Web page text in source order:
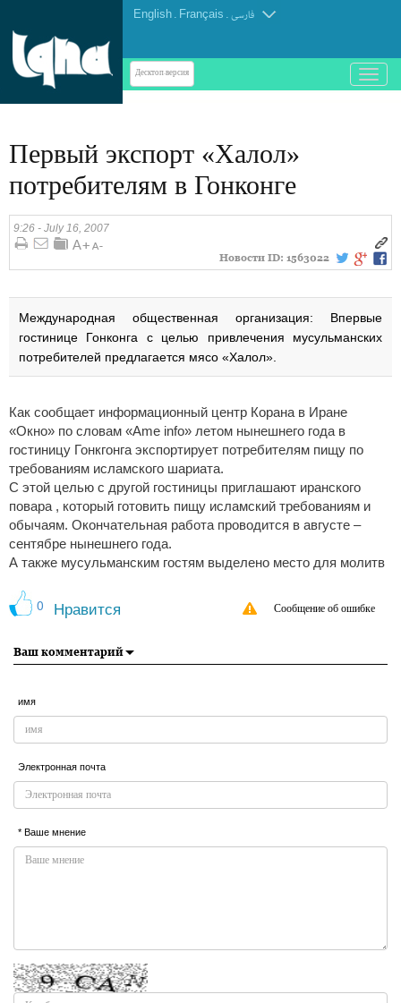
English . Français . فارسی
Десктоп-версия
باز
و
Первый экспорт «Халол»
потребителям в Гонконге
9:26 - July 16, 2007
Новости ID: 1563022
Международная общественная организация: Впервые
гостинице Гонконга с целью привлечения мусульманских
потребителей предлагается мясо «Халол».
Как сообщает информационный центр Корана в Иране
«Окно» по словам «Ame info» летом нынешнего года в
гостиницу Гонкгонга экспортирует потребителям пищу по
требованиям исламского шариата.
С этой целью с другой гостиницы приглашают иранского
повара , который готовить пищу исламский требованиям и
обычаям. Окончательная работа проводится в августе –
сентябре нынешнего года.
А также мусульманским гостям выделено место для молитв
0 Нравится Сообщение об ошибке
Ваш комментарий
имя
Электронная почта
* Ваше мнение